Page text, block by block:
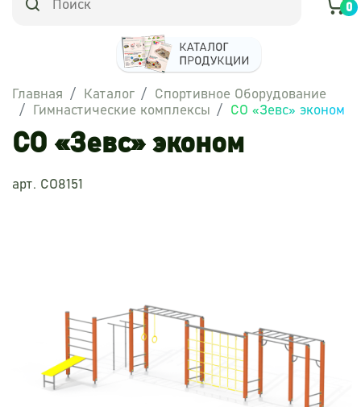
0
Главная Каталог
Спортивное Оборудование
Гимнастические комплексы
СО «Зевс» эконом
СО «Зевс» эконом
арт. СО8151